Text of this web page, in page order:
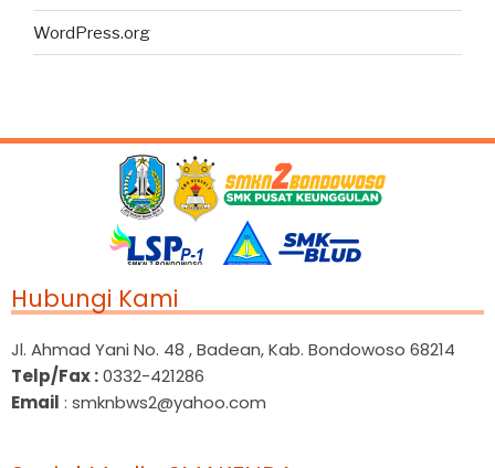
WordPress.org
Hubungi Kami
Jl. Ahmad Yani No. 48 , Badean, Kab. Bondowoso 68214
Telp/Fax :0332-421286
Email : smknbws2@yahoo.com